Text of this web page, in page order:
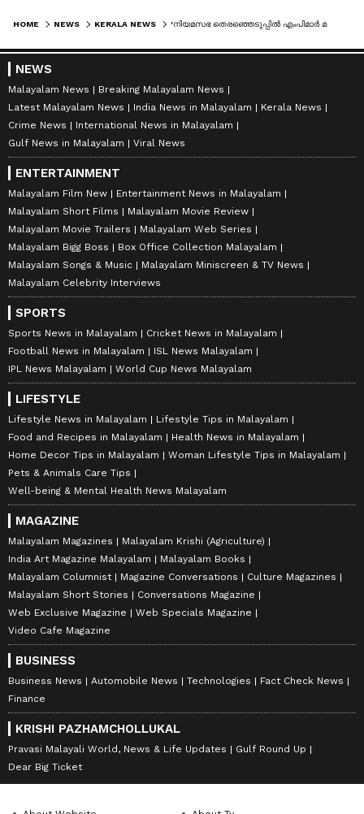
HOME NEWS KERALA NEWS 'നിയമസഭ തെരഞ്ഞെടുപ്പിൽ എംപിമാർ മത്സരിക്കരുത്'; താൻ മത്സരിക്കാനില്ലെന്ന് ബെന്നി ബെഹനാൻ
NEWS
Malayalam News
Breaking Malayalam News
Latest Malayalam News
India News in Malayalam
Kerala News
Crime News
International News in Malayalam
Gulf News in Malayalam
Viral News
ENTERTAINMENT
Malayalam Film New
Entertainment News in Malayalam
Malayalam Short Films
Malayalam Movie Review
Malayalam Movie Trailers
Malayalam Web Series
Malayalam Bigg Boss
Box Office Collection Malayalam
Malayalam Songs & Music
Malayalam Miniscreen & TV News
Malayalam Celebrity Interviews
SPORTS
Sports News in Malayalam
Cricket News in Malayalam
Football News in Malayalam
ISL News Malayalam
IPL News Malayalam
World Cup News Malayalam
LIFESTYLE
Lifestyle News in Malayalam
Lifestyle Tips in Malayalam
Food and Recipes in Malayalam
Health News in Malayalam
Home Decor Tips in Malayalam
Woman Lifestyle Tips in Malayalam
Pets & Animals Care Tips
Well-being & Mental Health News Malayalam
MAGAZINE
Malayalam Magazines
Malayalam Krishi (Agriculture)
India Art Magazine Malayalam
Malayalam Books
Malayalam Columnist
Magazine Conversations
Culture Magazines
Malayalam Short Stories
Conversations Magazine
Web Exclusive Magazine
Web Specials Magazine
Video Cafe Magazine
BUSINESS
Business News Automobile News Technologies
Fact Check News
Finance
KRISHI PAZHAMCHOLLUKAL
Pravasi Malayali World, News & Life Updates
Gulf Round Up
Dear Big Ticket